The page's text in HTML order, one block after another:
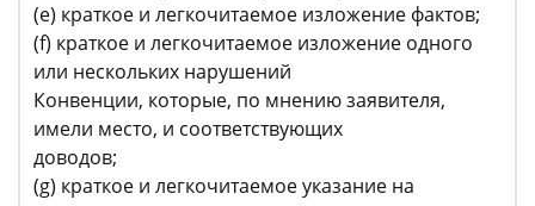
(e) краткое и легкочитаемое изложение фактов;
(f) краткое и легкочитаемое изложение одного
или нескольких нарушений
Конвенции, которые, по мнению заявителя,
имели место, и соответствующих
доводов;
(g) краткое и легкочитаемое указание на